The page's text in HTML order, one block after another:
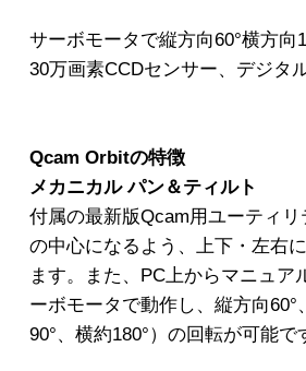
サーボモータで縦方向60°横方向
30万画素CCDセンサー、デジタ
Qcam Orbitの特徴
メカニカル パン＆ティルト
付属の最新版Qcam用ユーティ
の中心になるよう、上下・左右
ます。また、PC上からマニュ
ーボモータで動作し、縦方向
90°、横約180°）の回転が可能で